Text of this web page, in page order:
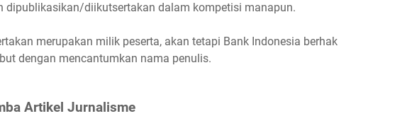
dipublikasikan/diikutsertakan dalam kompetisi manapun.
merupakan milik peserta, akan tetapi Bank Indonesia berhak
dengan mencantumkan nama penulis.
Artikel Jurnalisme